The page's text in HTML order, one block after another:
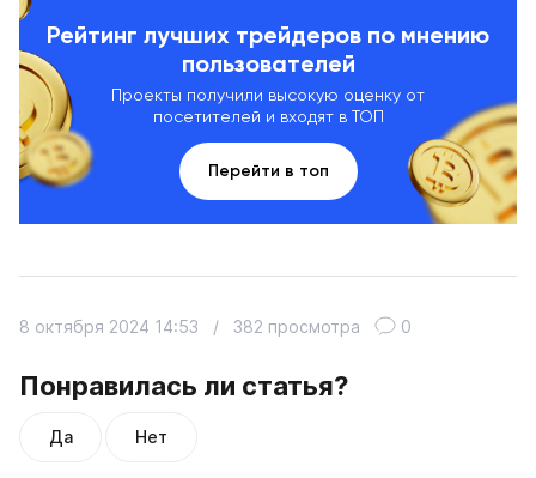
Рейтинг лучших трейдеров по мнению
пользователей
Проекты получили высокую оценку от
посетителей и входят в ТОП
Перейти в топ
Понравилась ли статья?
Да Нет
8 октября 2024 14:53 / 382 просмотра 0